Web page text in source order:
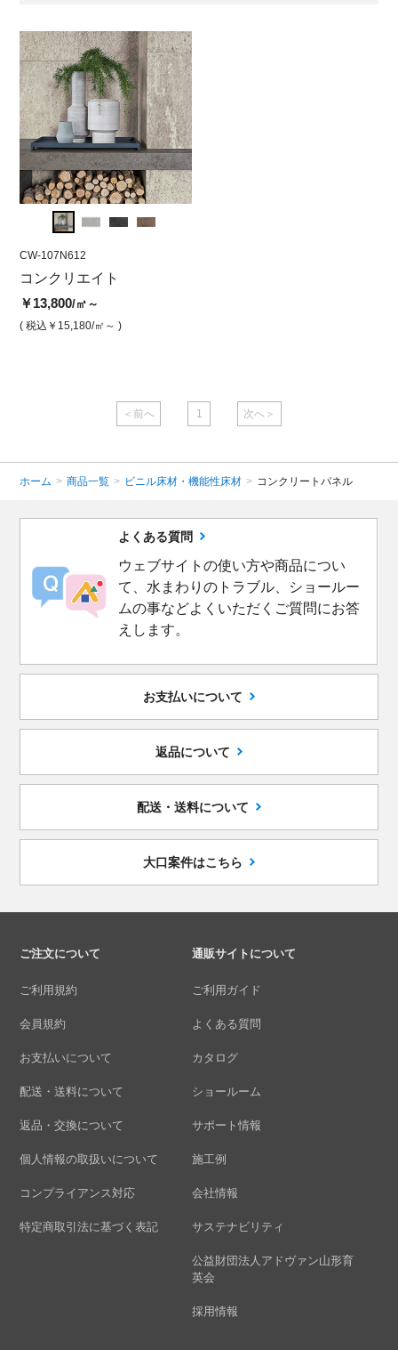
CW-107N612
コンクリエイト
￥13,800/㎡～
( 税込￥15,180/㎡～ )
＜前へ 1 次へ＞
ホーム > 商品一覧 > ビニル床材・機能性床材 > コンクリートパネル
よくある質問
ウェブサイトの使い方や商品につい
て、水まわりのトラブル、ショールー
ムの事などよくいただくご質問にお答
えします。
お支払いについて
返品について
配送・送料について
大口案件はこちら
ご注文について
ご利用規約
会員規約
お支払いについて
配送・送料について
返品・交換について
個人情報の取扱いについて
コンプライアンス対応
特定商取引法に基づく表記
通販サイトについて
ご利用ガイド
よくある質問
カタログ
ショールーム
サポート情報
施工例
会社情報
サステナビリティ
公益財団法人アドヴァン山形育
英会
採用情報